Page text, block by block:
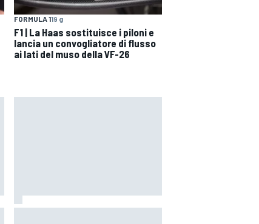
FORMULA 119 g
F1 | La Haas sostituisce i piloni e
lancia un convogliatore di flusso
ai lati del muso della VF-26